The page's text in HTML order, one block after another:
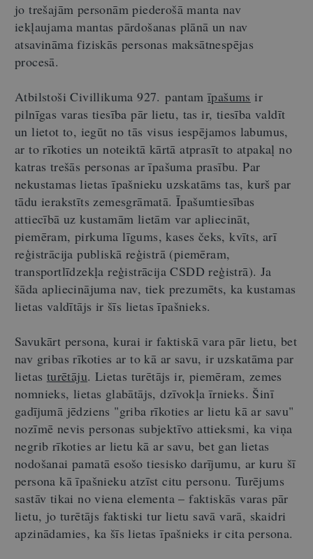
jo trešajām personām piederošā manta nav
iekļaujama mantas pārdošanas plānā un nav
atsavināma fiziskās personas maksātnespējas
procesā.
Atbilstoši Civillikuma 927. pantamīpašums ir
pilnīgas varas tiesība pār lietu, tas ir, tiesība valdīt
un lietot to, iegūt no tās visus iespējamos labumus,
ar to rīkoties un noteiktā kārtā atprasīt to atpakaļ no
katras trešās personas ar īpašuma prasību. Par
nekustamas lietas īpašnieku uzskatāms tas, kurš par
tādu ierakstīts zemesgrāmatā. Īpašumtiesības
attiecībā uz kustamām lietām var apliecināt,
piemēram, pirkuma līgums, kases čeks, kvīts, arī
reģistrācija publiskā reģistrā (piemēram,
transportlīdzekļa reģistrācija CSDD reģistrā). Ja
šāda apliecinājuma nav, tiek prezumēts, ka kustamas
lietas valdītājs ir šīs lietas īpašnieks.
Savukārt persona, kurai ir faktiskā vara pār lietu, bet
nav gribas rīkoties ar to kā ar savu, ir uzskatāma par
lietas turētāju. Lietas turētājs ir, piemēram, zemes
nomnieks, lietas glabātājs, dzīvokļa īrnieks. Šinī
gadījumā jēdziens "griba rīkoties ar lietu kā ar savu"
nozīmē nevis personas subjektīvo attieksmi, ka viņa
negrib rīkoties ar lietu kā ar savu, bet gan lietas
nodošanai pamatā esošo tiesisko darījumu, ar kuru šī
persona kā īpašnieku atzīst citu personu. Turējums
sastāv tikai no viena elementa – faktiskās varas pār
lietu, jo turētājs faktiski tur lietu savā varā, skaidri
apzinādamies, ka šīs lietas īpašnieks ir cita persona.